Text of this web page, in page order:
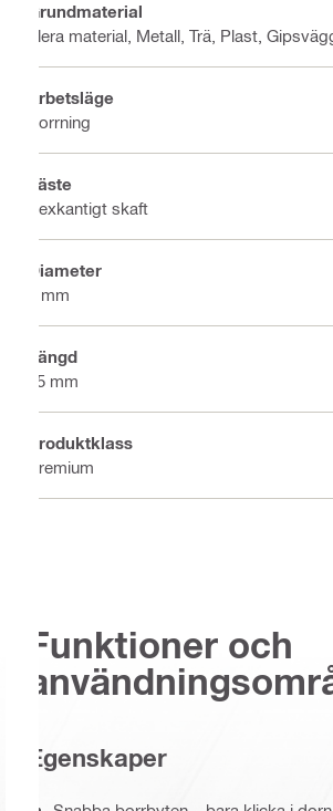
Grundmaterial
Flera material, Metall, Trä, Plast,
Arbetsläge
Borrning
Fäste
Sexkantigt skaft
Diameter
7 mm
Längd
85 mm
Produktklass
Premium
Funktioner och
Egenskaper